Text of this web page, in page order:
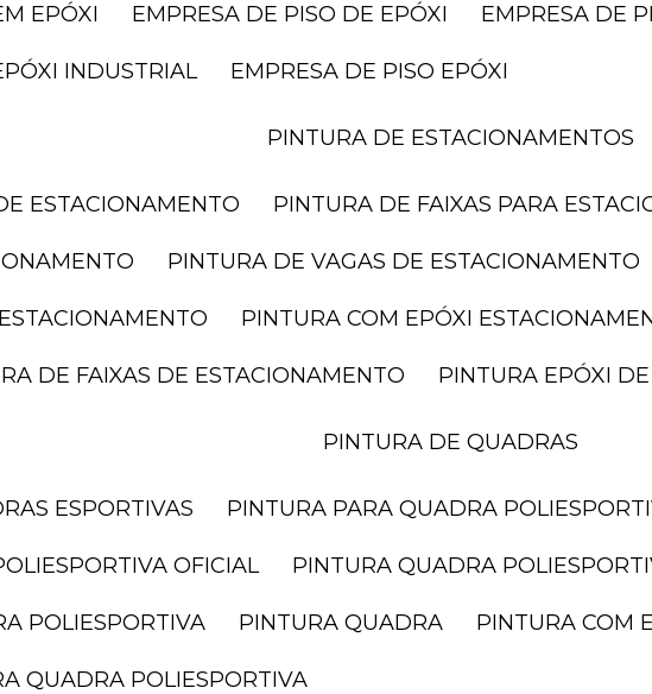
EPÓXI EMPRESA DE PISO DE EPÓXI EMPRESA DE
INDUSTRIAL EMPRESA DE PISO EPÓXI
PINTURA DE ESTACIONAMENTOS
ESTACIONAMENTO PINTURA DE FAIXAS PARA
PINTURA DE VAGAS DE ESTACIONAMENTO
PINTURA COM EPÓXI
DE FAIXAS DE ESTACIONAMENTO PINTURA EPÓXI
PINTURA DE QUADRAS
ESPORTIVAS PINTURA PARA QUADRA
OFICIAL PINTURA QUADRA
POLIESPORTIVA PINTURA QUADRA PINTURA
QUADRA POLIESPORTIVA